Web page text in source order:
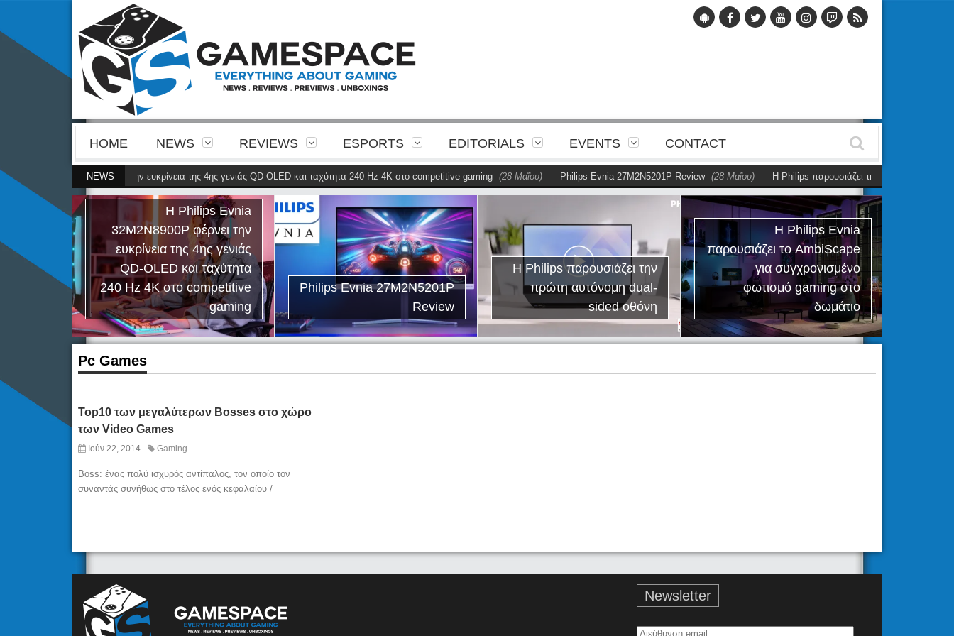
HOME NEWS REVIEWS ESPORTS EDITORIALS EVENTS CONTACT
NEWS
32M2N8900P φέρνει την ευκρίνεια της 4ης γενιάς QD-OLED και ταχύτητα 240 Hz 4K στο competitive gaming (28 Μαΐου) Philips Evnia 27M2N5201P Review (28 Μαΐου) Η Philips παρουσιάζει την πρώτη αυτόνομη
Η Philips Evnia
32M2N8900P φέρνει την
ευκρίνεια της 4ης γενιάς
QD-OLED και ταχύτητα
240 Hz 4K στο competitive
gaming
Philips Evnia 27M2N5201P
Review
Η Philips παρουσιάζει την
πρώτη αυτόνομη dual-
sided οθόνη
Η Philips Evnia
παρουσιάζει το AmbiScape
για συγχρονισμένο
φωτισμό gaming στο
δωμάτιο
Pc Games
Top10 των μεγαλύτερων Bosses στo χώρο
των Video Games
Ιούν 22, 2014 Gaming
Boss: ένας πολύ ισχυρός αντίπαλος, τον οποίο τον
συναντάς συνήθως στο τέλος ενός κεφαλαίου /
Newsletter
Διεύθυνση